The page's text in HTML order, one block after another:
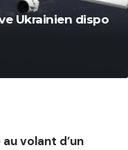
Ukrainien dispo
au volant d’un